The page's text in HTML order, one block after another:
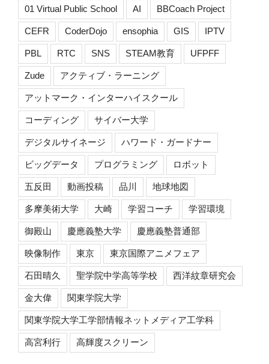
01 Virtual Public School AI BBCoach Project
CEFR CoderDojo ensophia GIS IPTV
PBL RTC SNS STEAM教育 UFPFF
Zude アクティブ・ラーニング
アットマーク・インターハイスクール
コーディング サイバー大学
デジタルサイネージ ハワード・ガードナー
ビッグデータ プログラミング ロボット
五反田 動画投稿 品川 地球地図
多摩美術大学 大崎 学習コーチ 学習環境
御殿山 慶應義塾大学 慶應義塾普通部
映像制作 東京 東京国際アニメフェア
石田晴久 聖学院中学高等学校 西洋紋章研究会
金大偉 関東学院大学
関東学院大学工学部情報ネットメディア工学科
高宮利行 高輝度スクリーン